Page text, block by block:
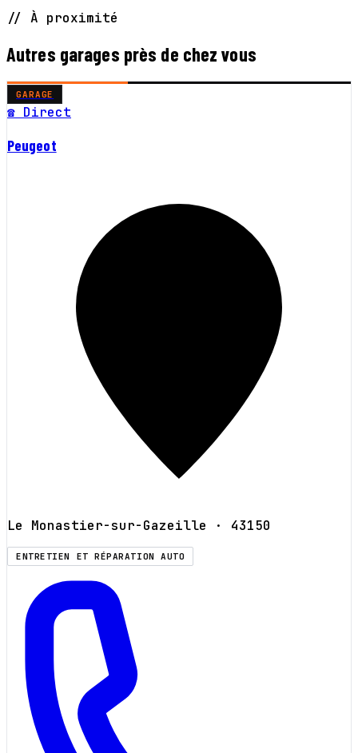
// À proximité
Autres garages près de chez vous
GARAGE
☎ Direct
Peugeot
Le Monastier-sur-Gazeille · 43150
ENTRETIEN ET RÉPARATION AUTO